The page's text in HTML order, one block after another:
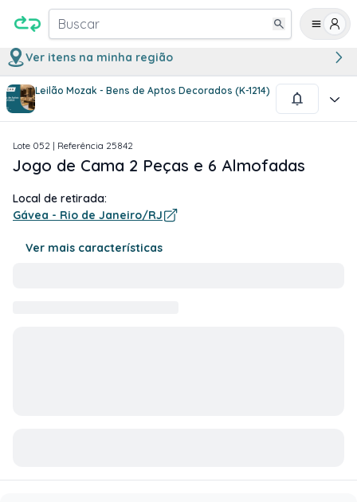
Buscar
Ver itens na minha região
Leilão Mozak - Bens de Aptos Decorados (K-1214)
1/2
Lote 052 | Referência 25842
Jogo de Cama 2 Peças e 6 Almofadas
Local de retirada:
Gávea - Rio de Janeiro/RJ
Ver mais características